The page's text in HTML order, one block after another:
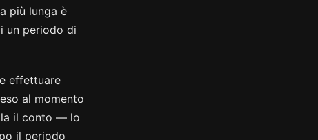
più lunga è
un periodo di
effettuare
al momento
il conto — lo
il periodo